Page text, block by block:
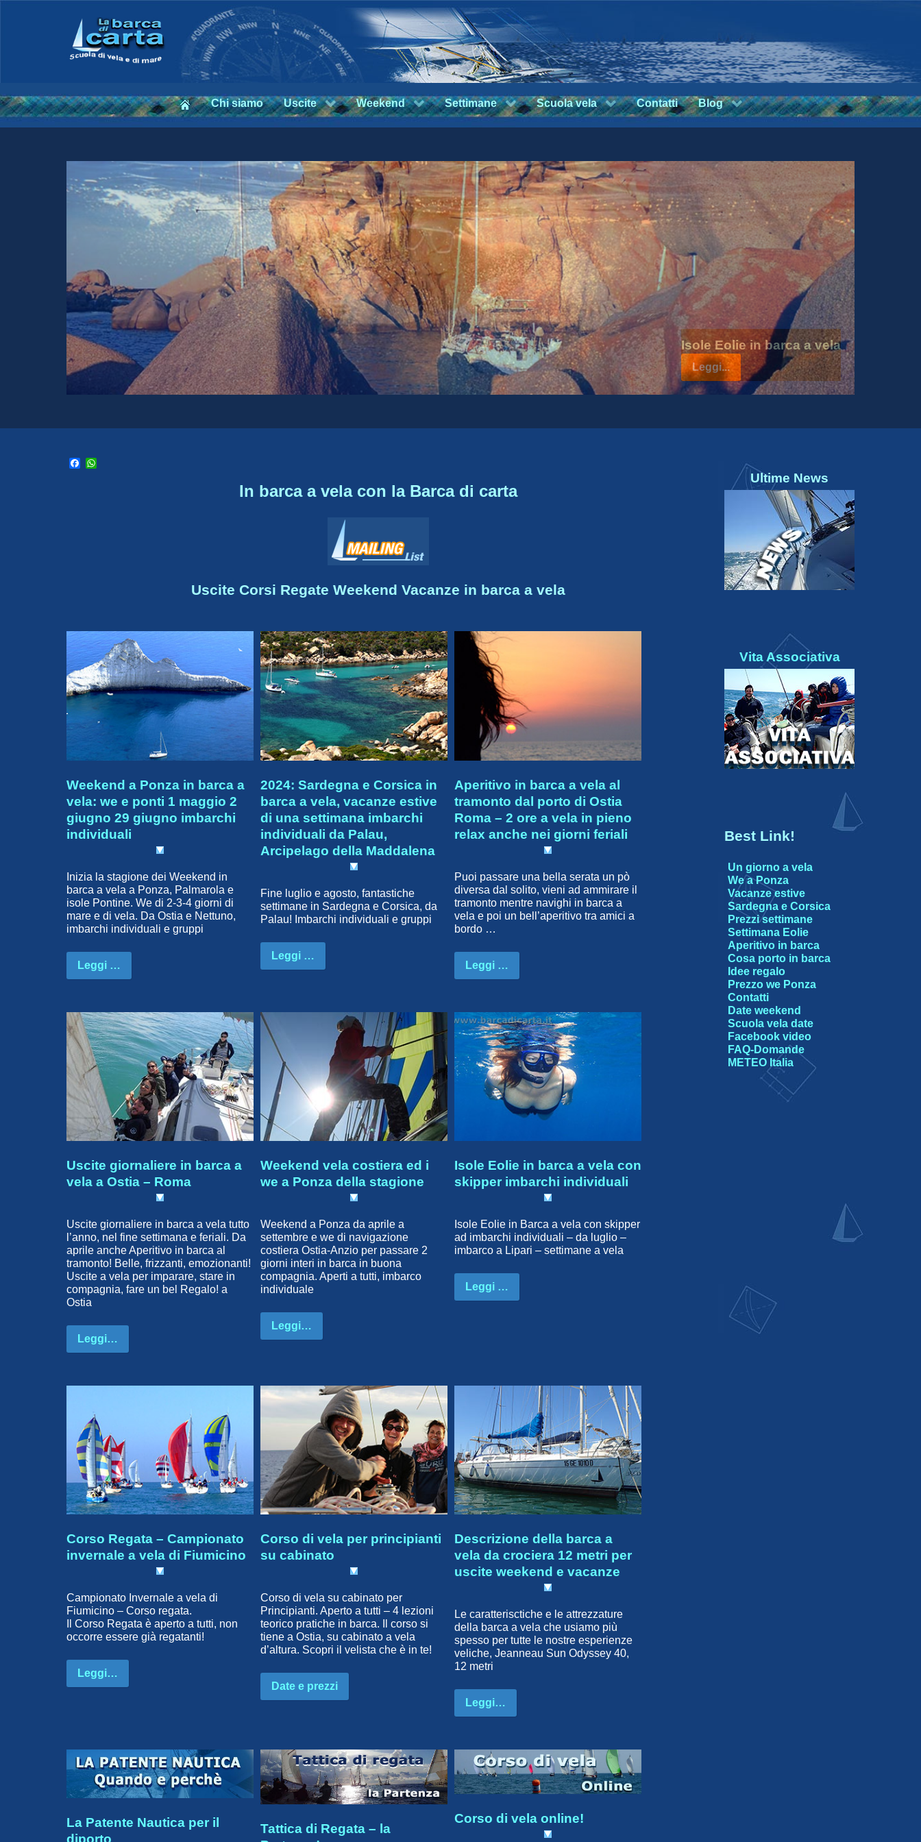
Chi siamo Uscite Weekend Settimane Scuola vela Contatti Blog
Isole Eolie in barca a vela
Leggi...
Settimane in barca a vela
Leggi...
Leggi...
Leggi...
Leggi...
Leggi...
Leggi...
Facebook
In barca a vela con la Barca di carta
Uscite Corsi Regate Weekend Vacanze in barca a vela
Weekend a Ponza in barca a
vela: we e ponti 1 maggio 2
giugno 29 giugno imbarchi
individuali
Inizia la stagione dei Weekend in
barca a vela a Ponza, Palmarola e
isole Pontine. We di 2-3-4 giorni di
mare e di vela. Da Ostia e Nettuno,
imbarchi individuali e gruppi
Leggi …
2024: Sardegna e Corsica in
barca a vela, vacanze estive
di una settimana imbarchi
individuali da Palau,
Arcipelago della Maddalena
Fine luglio e agosto, fantastiche
settimane in Sardegna e Corsica, da
Palau! Imbarchi individuali e gruppi
Leggi …
Aperitivo in barca a vela al
tramonto dal porto di Ostia
Roma – 2 ore a vela in pieno
relax anche nei giorni feriali
Puoi passare una bella serata un pò
diversa dal solito, vieni ad ammirare il
tramonto mentre navighi in barca a
vela e poi un bell’aperitivo tra amici a
bordo …
Leggi …
Uscite giornaliere in barca a
vela a Ostia – Roma
Uscite giornaliere in barca a vela tutto
l’anno, nel fine settimana e feriali. Da
aprile anche Aperitivo in barca al
tramonto! Belle, frizzanti, emozionanti!
Uscite a vela per imparare, stare in
compagnia, fare un bel Regalo! a
Ostia
Leggi…
Weekend vela costiera ed i
we a Ponza della stagione
Weekend a Ponza da aprile a
settembre e we di navigazione
costiera Ostia-Anzio per passare 2
giorni interi in barca in buona
compagnia. Aperti a tutti, imbarco
individuale
Leggi…
Isole Eolie in barca a vela con
skipper imbarchi individuali
Isole Eolie in Barca a vela con skipper
ad imbarchi individuali – da luglio –
imbarco a Lipari – settimane a vela
Leggi …
Corso Regata – Campionato
invernale a vela di Fiumicino
Campionato Invernale a vela di
Fiumicino – Corso regata.
Il Corso Regata è aperto a tutti, non
occorre essere già regatanti!
Leggi…
Corso di vela per principianti
su cabinato
Corso di vela su cabinato per
Principianti. Aperto a tutti – 4 lezioni
teorico pratiche in barca. Il corso si
tiene a Ostia, su cabinato a vela
d’altura. Scopri il velista che è in te!
Date e prezzi
Descrizione della barca a
vela da crociera 12 metri per
uscite weekend e vacanze
Le caratterisctiche e le attrezzature
della barca a vela che usiamo più
spesso per tutte le nostre esperienze
veliche, Jeanneau Sun Odyssey 40,
12 metri
Leggi…
La Patente Nautica per il
diporto
Tattica di Regata – la
Corso di vela online!
Ultime News
Vita Associativa
Best Link!
Un giorno a vela
We a Ponza
Vacanze estive
Sardegna e Corsica
Prezzi settimane
Settimana Eolie
Aperitivo in barca
Cosa porto in barca
Idee regalo
Prezzo we Ponza
Contatti
Date weekend
Scuola vela date
Facebook video
FAQ-Domande
METEO Italia